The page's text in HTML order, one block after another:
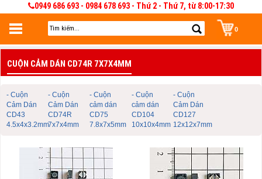
0949 686 693 - 0984 678 693 - Thứ 2 - Thứ 7, từ 8:00-17:30
0
Đăng nhập
Đăng nhập để lưu giỏ hàng 30 ngày. Có thể sửa và quản lý giỏ hàng và đơn
hàng
CUỘN CẢM DÁN CD74R 7X7X4MM
- Cuộn
Cảm Dán
CD43
4.5x4x3.2mm
- Cuộn
Cảm Dán
CD74R
7x7x4mm
- Cuộn
cảm dán
CD75
7.8x7x5mm
- Cuộn
cảm dán
CD104
10x10x4mm
- Cuộn
Cảm Dán
CD127
12x12x7mm